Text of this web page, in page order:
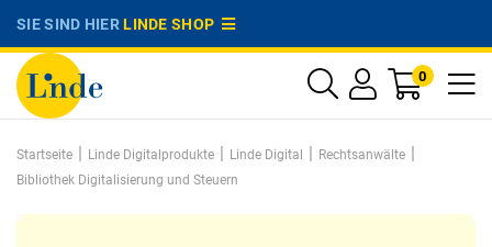
SIE SIND HIERLINDE SHOP
0
Startseite | Linde Digitalprodukte | Linde Digital | Rechtsanwälte |
Bibliothek Digitalisierung und Steuern